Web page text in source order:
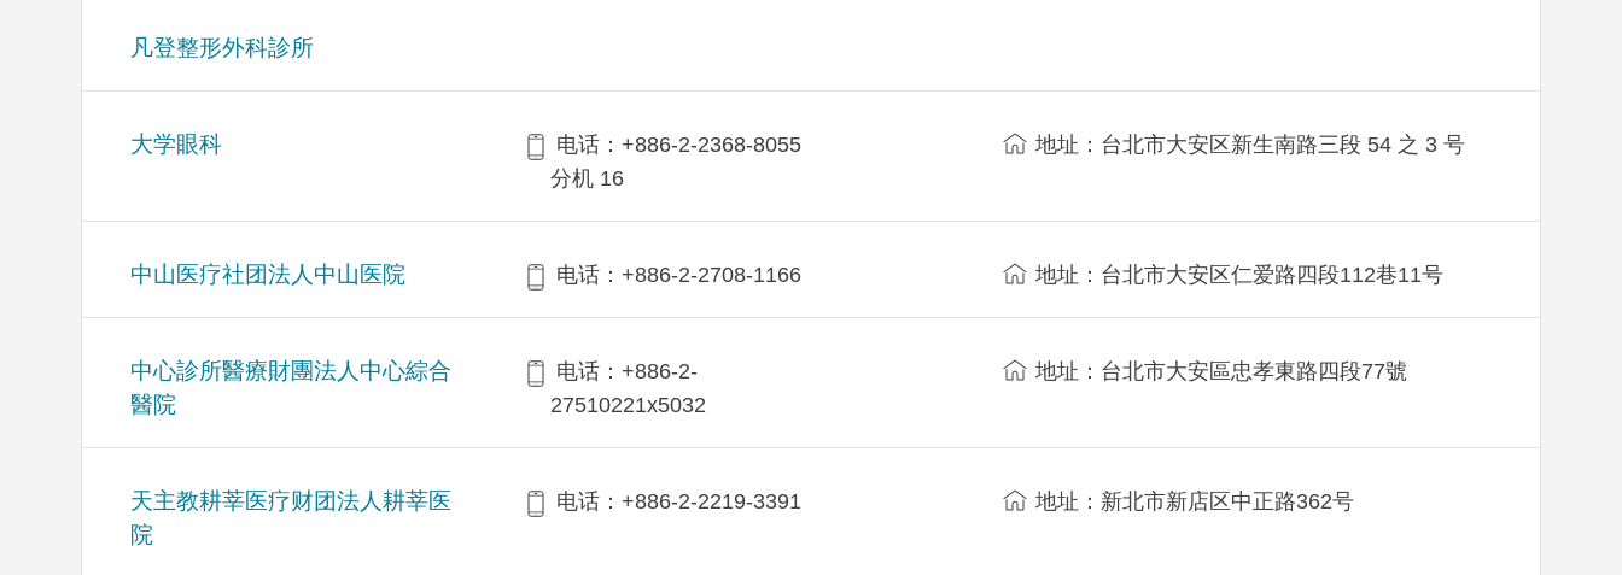
凡登整形外科診所
大学眼科
电话：+886-2-2368-8055
分机 16
地址：台北市大安区新生南路三段 54 之 3 号
中山医疗社团法人中山医院 电话：+886-2-2708-1166 地址：台北市大安区仁爱路四段112巷11号
中心診所醫療財團法人中心綜合
醫院
电话：+886-2-
27510221x5032
地址：台北市大安區忠孝東路四段77號
天主教耕莘医疗财团法人耕莘医
院
电话：+886-2-2219-3391 地址：新北市新店区中正路362号